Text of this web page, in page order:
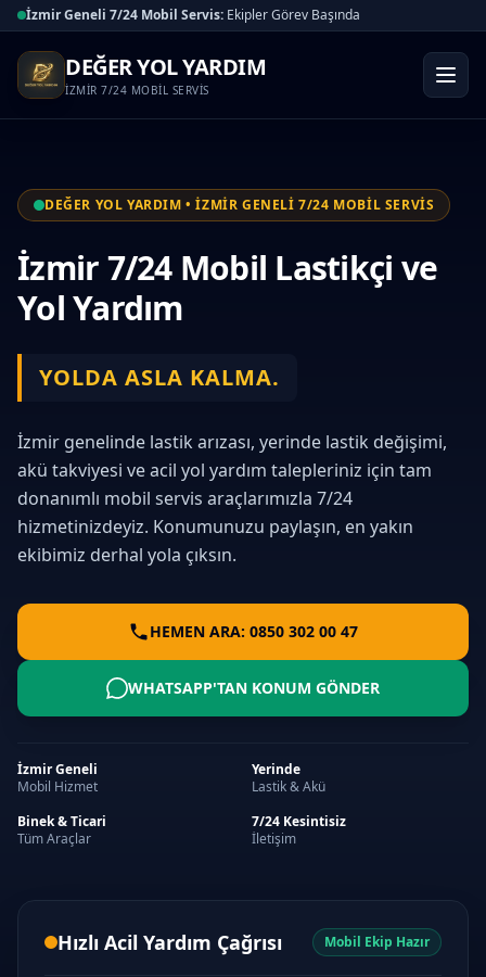
İzmir Geneli 7/24 Mobil Servis: Ekipler Görev Başında
DEĞER YOL YARDIM
İZMİR 7/24 MOBİL SERVİS
DEĞER YOL YARDIM • İZMİR GENELİ 7/24 MOBİL SERVİS
İzmir 7/24 Mobil Lastikçi ve
Yol Yardım
YOLDA ASLA KALMA.
İzmir genelinde lastik arızası, yerinde lastik değişimi,
akü takviyesi ve acil yol yardım talepleriniz için tam
donanımlı mobil servis araçlarımızla 7/24
hizmetinizdeyiz. Konumunuzu paylaşın, en yakın
ekibimiz derhal yola çıksın.
HEMEN ARA: 0850 302 00 47
WHATSAPP'TAN KONUM GÖNDER
İzmir Geneli
Mobil Hizmet
Yerinde
Lastik & Akü
Binek & Ticari
Tüm Araçlar
7/24 Kesintisiz
İletişim
Hızlı Acil Yardım Çağrısı Mobil Ekip Hazır